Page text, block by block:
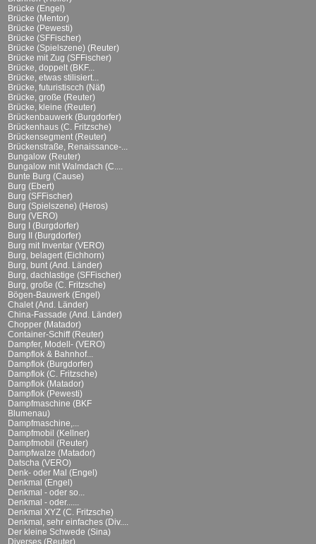
Brücke (Engel)
Brücke (Mentor)
Brücke (Pewesti)
Brücke (SFFischer)
Brücke (Spielszene) (Reuter)
Brücke mit Zug (SFFischer)
Brücke, doppelt (BKF...
Brücke, etwas stilisiert...
Brücke, futuristiscch (Näf)
Brücke, große (Reuter)
Brücke, kleine (Reuter)
Brückenbauwerk (Burgdorfer)
Brückenhaus (C. Fritzsche)
Brückensegment (Reuter)
Brückenstraße, Renaissance-...
Bungalow (Reuter)
Bungalow mit Walmdach (C....
Bunte Burg (Cause)
Burg (Ebert)
Burg (SFFischer)
Burg (Spielszene) (Heros)
Burg (VERO)
Burg I (Burgdorfer)
Burg II (Burgdorfer)
Burg mit Inventar (VERO)
Burg, belagert (Eichhorn)
Burg, bunt (And. Länder)
Burg, dachlastige (SFFischer)
Burg, große (C. Fritzsche)
Bögen-Bauwerk (Engel)
Chalet (And. Länder)
China-Fassade (And. Länder)
Chopper (Matador)
Container-Schiff (Reuter)
Dampfer, Modell- (VERO)
Dampflok & Bahnhof...
Dampflok (Burgdorfer)
Dampflok (C. Fritzsche)
Dampflok (Matador)
Dampflok (Pewesti)
Dampfmaschine (BKF
Blumenau)
Dampfmaschine,...
Dampfmobil (Kellner)
Dampfmobil (Reuter)
Dampfwalze (Matador)
Datscha (VERO)
Denk- oder Mal (Engel)
Denkmal (Engel)
Denkmal - oder so...
Denkmal - oder......
Denkmal XYZ (C. Fritzsche)
Denkmal, sehr einfaches (Div....
Der kleine Schwede (Sina)
Diverses (Reuter)